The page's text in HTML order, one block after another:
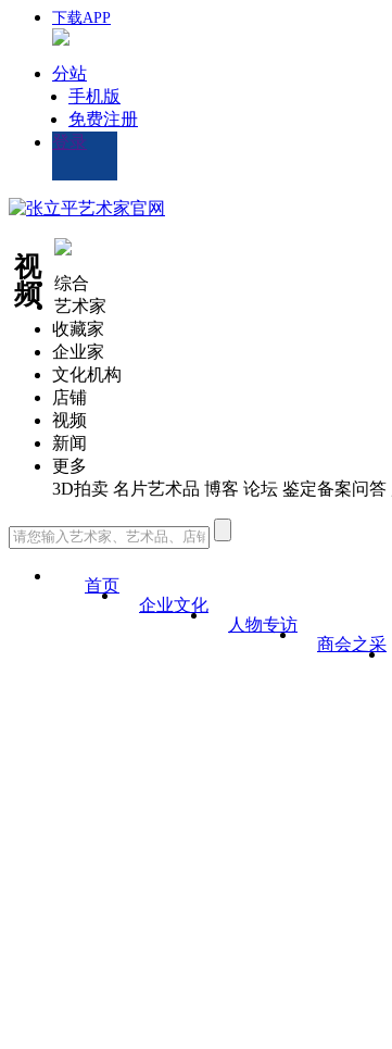
下载APP
分站
手机版
免费注册
登录
视
频
综合
艺术家
收藏家
企业家
文化机构
店铺
视频
新闻
更多
3D拍卖 名片艺术品 博客 论坛 鉴定备案问答
首页
企业文化
人物专访
商会之采